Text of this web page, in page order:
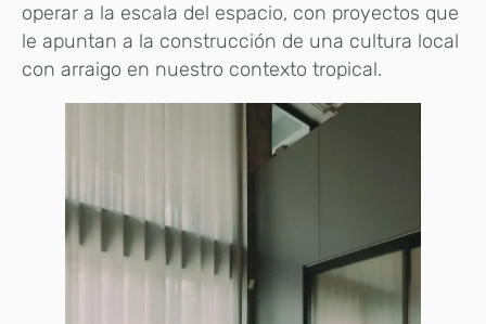
operar a la escala del espacio, con proyectos que
le apuntan a la construcción de una cultura local
con arraigo en nuestro contexto tropical.